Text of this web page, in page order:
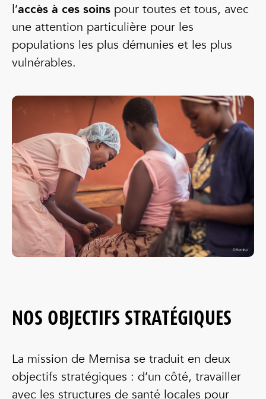
l’accès à ces soins pour toutes et tous, avec
une attention particulière pour les
populations les plus démunies et les plus
vulnérables.
NOS OBJECTIFS STRATÉGIQUES
La mission de Memisa se traduit en deux
objectifs stratégiques : d’un côté, travailler
avec les structures de santé locales pour